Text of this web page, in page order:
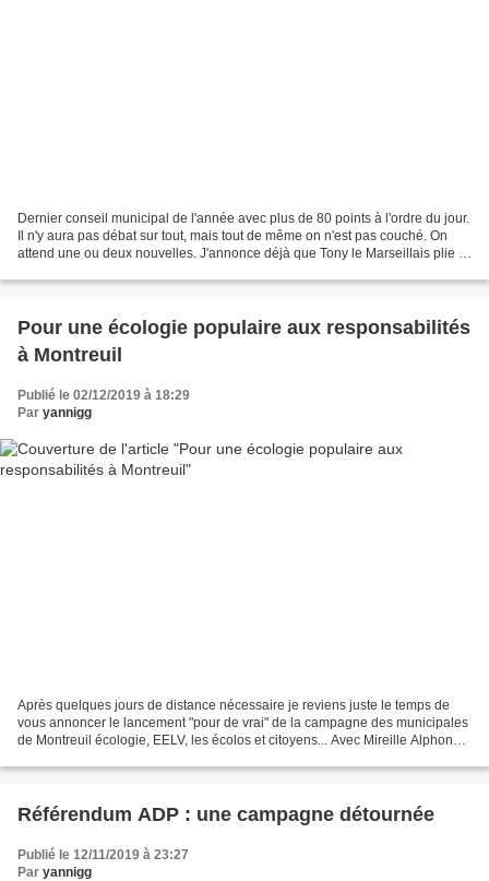
Dernier conseil municipal de l'année avec plus de 80 points à l'ordre du jour.
Il n'y aura pas débat sur tout, mais tout de même on n'est pas couché. On
attend une ou deux nouvelles. J'annonce déjà que Tony le Marseillais plie le
Pour une écologie populaire aux responsabilités
à Montreuil
Publié le 02/12/2019 à 18:29
Par yannigg
Après quelques jours de distance nécessaire je reviens juste le temps de
vous annoncer le lancement "pour de vrai" de la campagne des municipales
de Montreuil écologie, EELV, les écolos et citoyens... Avec Mireille Alphonse
Référendum ADP : une campagne détournée
Publié le 12/11/2019 à 23:27
Par yannigg